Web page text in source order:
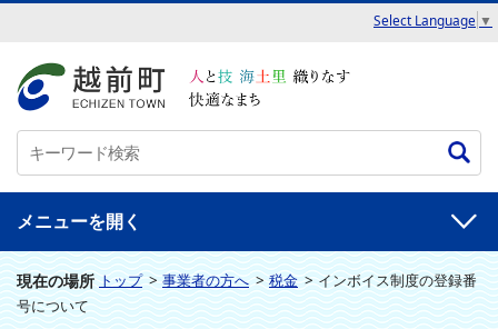
Select Language ▼
メニュー
現在の場所 トップ>事業者の方へ>税金>インボイス制度の登録番
号について